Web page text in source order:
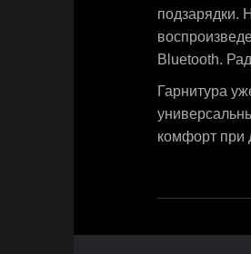
подзарядки.
Bluetooth.
Гарнитура
комфорт при